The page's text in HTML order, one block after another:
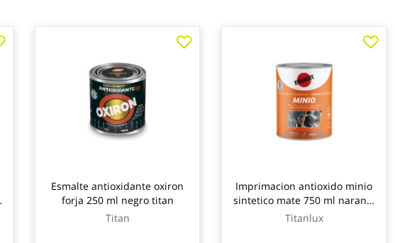
Esmalte antioxidante oxiron
forja 250 ml negro titan
Titan
Imprimacion antioxido minio
sintetico mate 750 ml naranja
titanlux
Titanlux